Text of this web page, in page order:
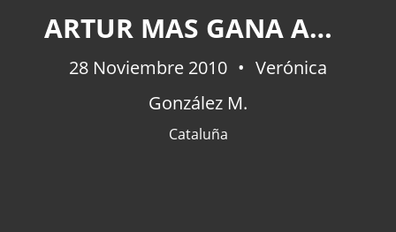
ARTUR MAS GANA AMPLIAMENTE Y ASPIRA LA INDEPENDENCIA DE CATALUÑA
28 Noviembre 2010
Verónica
González M.
Cataluña